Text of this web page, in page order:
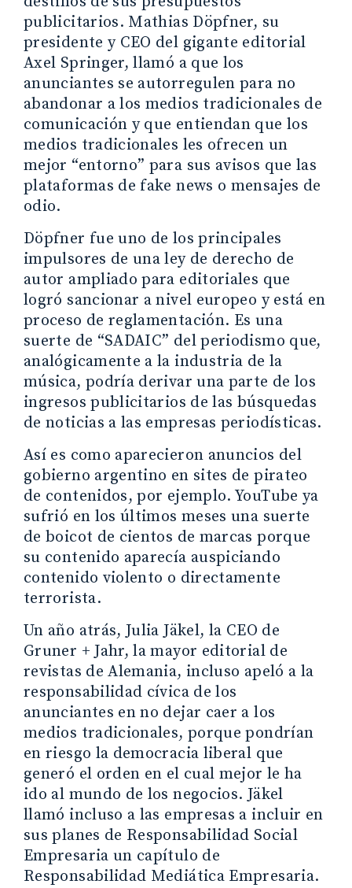
publicitarios. Mathias Döpfner, su
presidente y CEO del gigante editorial
Axel Springer, llamó a que los
anunciantes se autorregulen para no
abandonar a los medios tradicionales de
comunicación y que entiendan que los
medios tradicionales les ofrecen un
mejor “entorno” para sus avisos que las
plataformas de fake news o mensajes de
odio.
Döpfner fue uno de los principales
impulsores de una ley de derecho de
autor ampliado para editoriales que
logró sancionar a nivel europeo y está en
proceso de reglamentación. Es una
suerte de “SADAIC” del periodismo que,
analógicamente a la industria de la
música, podría derivar una parte de los
ingresos publicitarios de las búsquedas
de noticias a las empresas periodísticas.
Así es como aparecieron anuncios del
gobierno argentino en sites de pirateo
de contenidos, por ejemplo. YouTube ya
sufrió en los últimos meses una suerte
de boicot de cientos de marcas porque
su contenido aparecía auspiciando
contenido violento o directamente
terrorista.
Un año atrás, Julia Jäkel, la CEO de
Gruner + Jahr, la mayor editorial de
revistas de Alemania, incluso apeló a la
responsabilidad cívica de los
anunciantes en no dejar caer a los
medios tradicionales, porque pondrían
en riesgo la democracia liberal que
generó el orden en el cual mejor le ha
ido al mundo de los negocios. Jäkel
llamó incluso a las empresas a incluir en
sus planes de Responsabilidad Social
Empresaria un capítulo de
Responsabilidad Mediática Empresaria.